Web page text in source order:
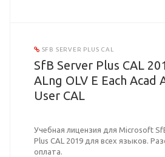
SFB SERVER PLUS CAL
SfB Server Plus CAL
ALng OLV E Each Acad
User CAL
Учебная лицензия для Microsoft
Plus CAL 2019 для всех языков.
оплата.